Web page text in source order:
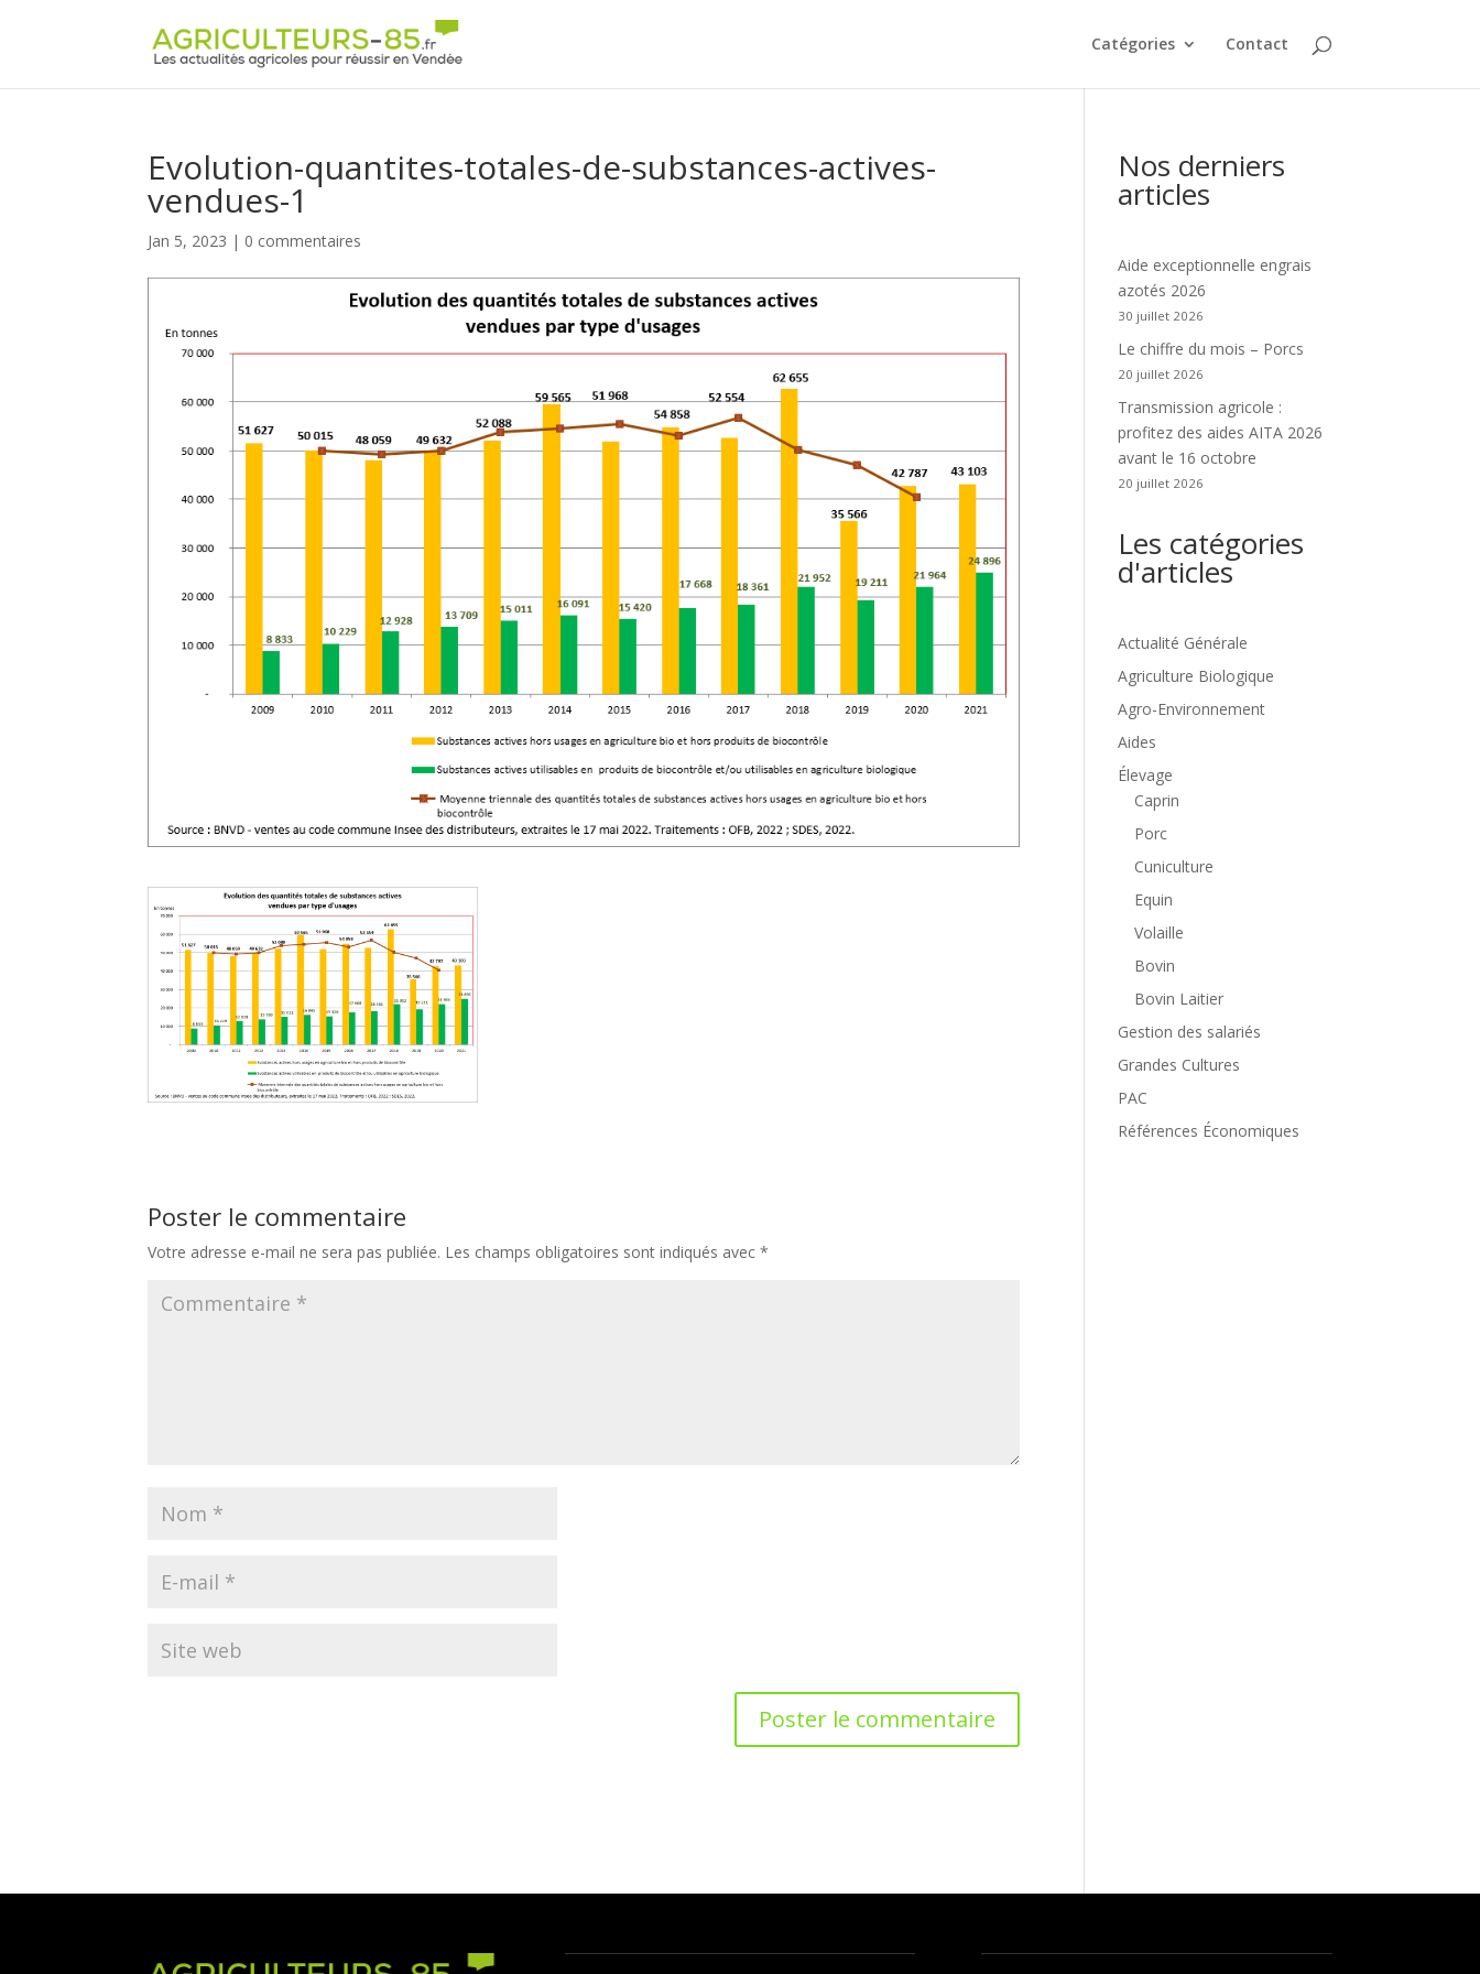
Catégories Contact
Evolution-quantites-totales-de-substances-actives-
vendues-1
Jan 5, 2023 | 0 commentaires
Poster le commentaire
Votre adresse e-mail ne sera pas publiée. Les champs obligatoires sont indiqués avec*
Nos derniers
articles
Aide exceptionnelle engrais
azotés 2026
30 juillet 2026
Le chiffre du mois – Porcs
20 juillet 2026
Transmission agricole :
profitez des aides AITA 2026
avant le 16 octobre
20 juillet 2026
Les catégories
d'articles
Actualité Générale
Agriculture Biologique
Agro-Environnement
Aides
Élevage
Caprin
Porc
Cuniculture
Equin
Volaille
Bovin
Bovin Laitier
Gestion des salariés
Grandes Cultures
PAC
Références Économiques